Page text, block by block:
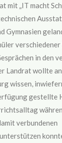
mit „IT macht
Gymnasien
in den
Landrat wollte an
wissen,
gestellte
verbundenen